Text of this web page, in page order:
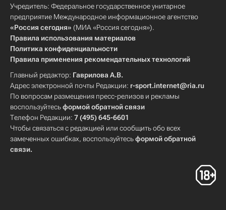
Учредитель: Федеральное государственное унитарное
предприятие Международное информационное агентство
«Россия сегодня» (МИА «Россия сегодня»).
Правила использования материалов
Политика конфиденциальности
Правила применения рекомендательных технологий
Главный редактор: Гаврилова А.В.
Адрес электронной почты Редакции: r-sport.internet@ria.ru
По вопросам размещения пресс-релизов и рекламы
воспользуйтесьформой обратной связи
Телефон Редакции: 7 (495) 645-6601
Чтобы связаться с редакцией или сообщить обо всех
замеченных ошибках, воспользуйтесьформой обратной
связи.